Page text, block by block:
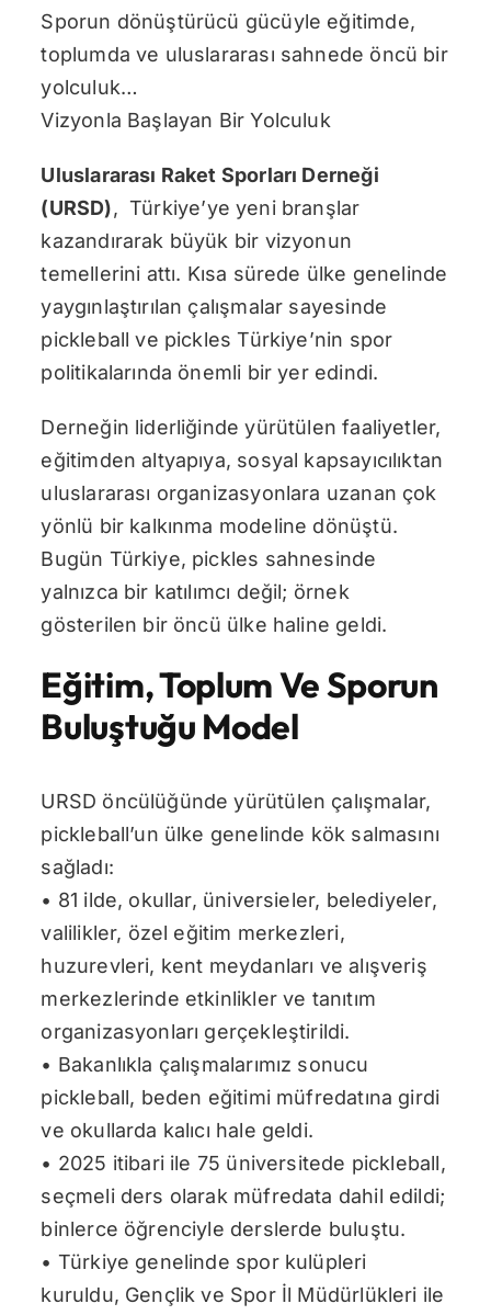
Sporun dönüştürücü gücüyle eğitimde,
toplumda ve uluslararası sahnede öncü bir
yolculuk…
Vizyonla Başlayan Bir Yolculuk
Uluslararası Raket Sporları Derneği
(URSD), Türkiye’ye yeni branşlar
kazandırarak büyük bir vizyonun
temellerini attı. Kısa sürede ülke genelinde
yaygınlaştırılan çalışmalar sayesinde
pickleball ve pickles Türkiye’nin spor
politikalarında önemli bir yer edindi.
Derneğin liderliğinde yürütülen faaliyetler,
eğitimden altyapıya, sosyal kapsayıcılıktan
uluslararası organizasyonlara uzanan çok
yönlü bir kalkınma modeline dönüştü.
Bugün Türkiye, pickles sahnesinde
yalnızca bir katılımcı değil; örnek
gösterilen bir öncü ülke haline geldi.
Eğitim, Toplum Ve Sporun
Buluştuğu Model
URSD öncülüğünde yürütülen çalışmalar,
pickleball’un ülke genelinde kök salmasını
sağladı:
• 81 ilde, okullar, üniversieler, belediyeler,
valilikler, özel eğitim merkezleri,
huzurevleri, kent meydanları ve alışveriş
merkezlerinde etkinlikler ve tanıtım
organizasyonları gerçekleştirildi.
• Bakanlıkla çalışmalarımız sonucu
pickleball, beden eğitimi müfredatına girdi
ve okullarda kalıcı hale geldi.
• 2025 itibari ile 75 üniversitede pickleball,
seçmeli ders olarak müfredata dahil edildi;
binlerce öğrenciyle derslerde buluştu.
• Türkiye genelinde spor kulüpleri
kuruldu, Gençlik ve Spor İl Müdürlükleri ile